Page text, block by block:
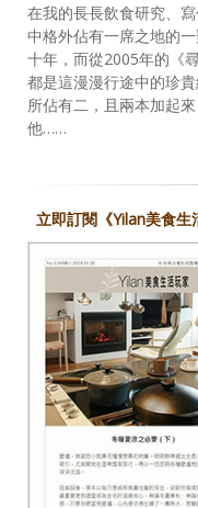
在我的長長飲食研究、
中格外佔有一席之地的
十年，而從2005年的《
都是這漫漫行途中的珍
所佔有二，且兩本加起
他……
立即訂閱《Yilan美食生